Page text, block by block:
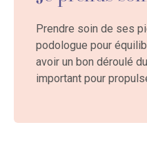
Prendre soin de ses
podologue pour
avoir un bon déroulé
important pour